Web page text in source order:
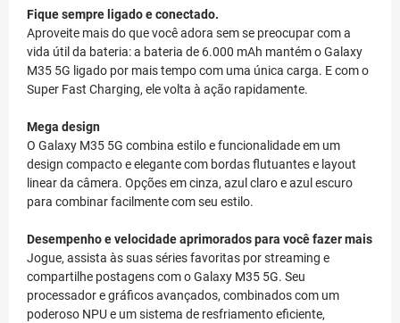
Fique sempre ligado e conectado.
Aproveite mais do que você adora sem se preocupar com a
vida útil da bateria: a bateria de 6.000 mAh mantém o Galaxy
M35 5G ligado por mais tempo com uma única carga. E com o
Super Fast Charging, ele volta à ação rapidamente.
Mega design
O Galaxy M35 5G combina estilo e funcionalidade em um
design compacto e elegante com bordas flutuantes e layout
linear da câmera. Opções em cinza, azul claro e azul escuro
para combinar facilmente com seu estilo.
Desempenho e velocidade aprimorados para você fazer mais
Jogue, assista às suas séries favoritas por streaming e
compartilhe postagens com o Galaxy M35 5G. Seu
processador e gráficos avançados, combinados com um
poderoso NPU e um sistema de resfriamento eficiente,